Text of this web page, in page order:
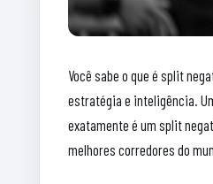
Você sabe o que é split
estratégia e inteligência.
exatamente é um split
melhores corredores do